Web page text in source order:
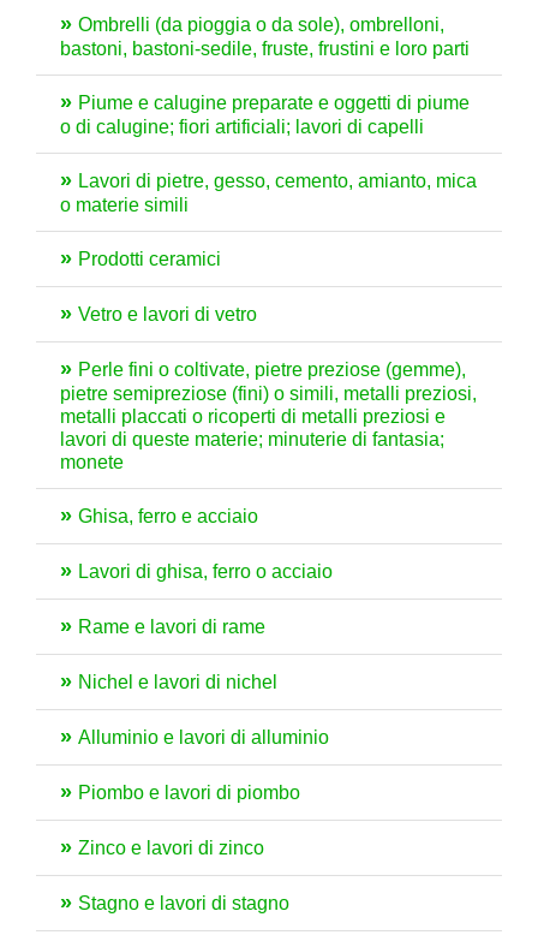
Ombrelli (da pioggia o da sole), ombrelloni,
bastoni, bastoni-sedile, fruste, frustini e loro parti
Piume e calugine preparate e oggetti di piume
o di calugine; fiori artificiali; lavori di capelli
Lavori di pietre, gesso, cemento, amianto, mica
o materie simili
Prodotti ceramici
Vetro e lavori di vetro
Perle fini o coltivate, pietre preziose (gemme),
pietre semipreziose (fini) o simili, metalli preziosi,
metalli placcati o ricoperti di metalli preziosi e
lavori di queste materie; minuterie di fantasia;
monete
Ghisa, ferro e acciaio
Lavori di ghisa, ferro o acciaio
Rame e lavori di rame
Nichel e lavori di nichel
Alluminio e lavori di alluminio
Piombo e lavori di piombo
Zinco e lavori di zinco
Stagno e lavori di stagno